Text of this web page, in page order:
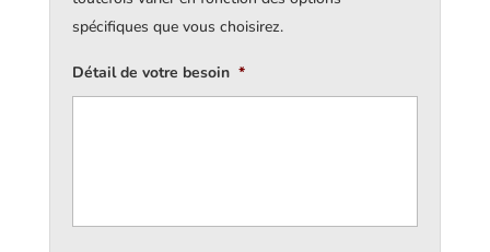
spécifiques que vous choisirez.
Détail de votre besoin *